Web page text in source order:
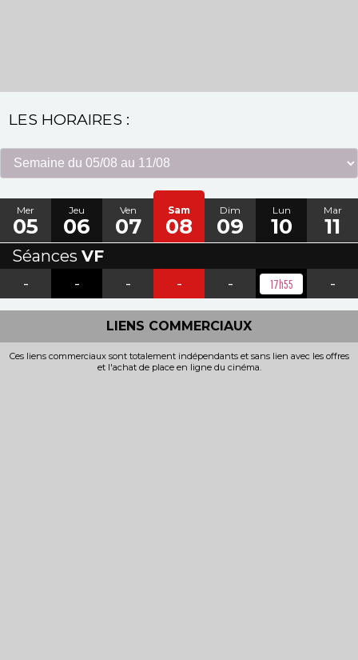
LES HORAIRES :
Mer
05
Jeu
06
Ven
07
Sam
08
Dim
09
Lun
10
Mar
11
Séances VF
-
- - - - 17h55 -
LIENS COMMERCIAUX
Ces liens commerciaux sont totalement indépendants et sans lien avec les offres
et l'achat de place en ligne du cinéma.